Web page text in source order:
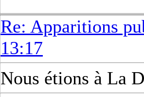
Re: Apparitions
13:17
Nous étions à La